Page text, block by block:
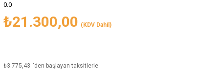
0.0
₺21.300,00 (KDV Dahil)
₺3.775,43 'den başlayan taksitlerle